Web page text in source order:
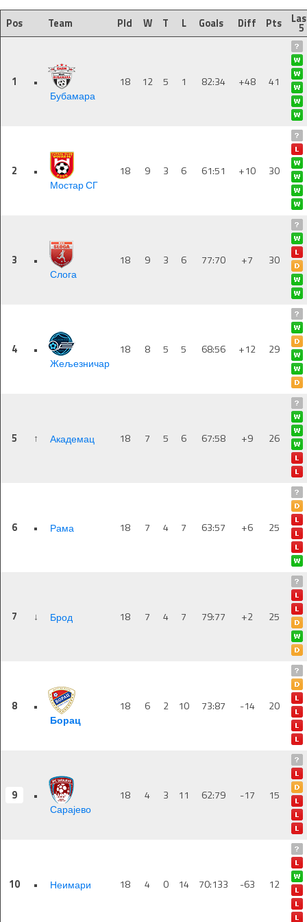
Pos Team Pld W T L Goals Diff Pts 5
1
•
Бубамара
18 12 5 1 82:34 +48 41
2
•
Мостар СГ
18 9 3 6 61:51 +10 30
3
•
Слога
18 9 3 6 77:70 +7 30
4
•
Жељезничар
18 8 5 5 68:56 +12 29
5 ↑ Академац 18 7 5 6 67:58 +9 26
6 • Рама 18 7 4 7 63:57 +6 25
7 ↓ Брод 18 7 4 7 79:77 +2 25
8
•
Борац
18 6 2 10 73:87 -14 20
9
•
Сарајево
18 4 3 11 62:79 -17 15
10 • Неимари 18 4 0 14 70:133 -63 12